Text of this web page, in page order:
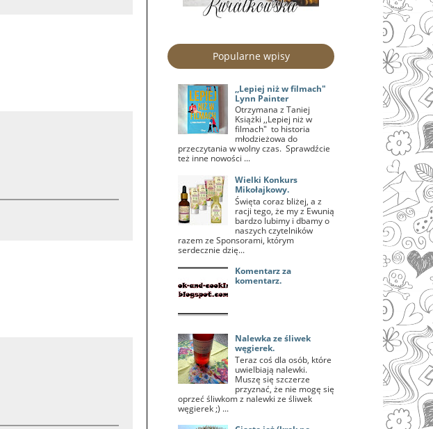
Popularne wpisy
,,Lepiej niż w filmach"
Lynn Painter
Otrzymana z Taniej
Książki ,,Lepiej niż w
filmach" to historia
młodzieżowa do
przeczytania w wolny czas. Sprawdźcie
też inne nowości ...
Wielki Konkurs
Mikołajkowy.
Święta coraz bliżej, a z
racji tego, że my z Ewunią
bardzo lubimy i dbamy o
naszych czytelników
razem ze Sponsorami, którym
serdecznie dzię...
Komentarz za
komentarz.
Nalewka ze śliwek
węgierek.
Teraz coś dla osób, które
uwielbiają nalewki.
Muszę się szczerze
przyznać, że nie mogę się
oprzeć śliwkom z nalewki ze śliwek
węgierek ;) ...